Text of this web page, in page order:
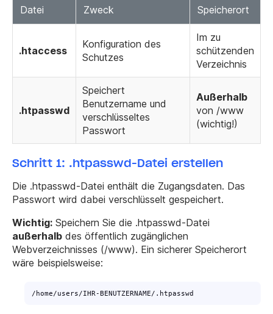
Datei Zweck Speicherort
.htaccess
Konfiguration des
Schutzes
Im zu
schützenden
Verzeichnis
.htpasswd
Speichert
Benutzername und
verschlüsseltes
Passwort
Außerhalb
von /www
(wichtig!)
Schritt 1: .htpasswd-Datei erstellen
Die .htpasswd-Datei enthält die Zugangsdaten. Das
Passwort wird dabei verschlüsselt gespeichert.
Wichtig: Speichern Sie die .htpasswd-Datei
außerhalb des öffentlich zugänglichen
Webverzeichnisses (/www). Ein sicherer Speicherort
wäre beispielsweise:
/home/users/IHR-BENUTZERNAME/.htpasswd